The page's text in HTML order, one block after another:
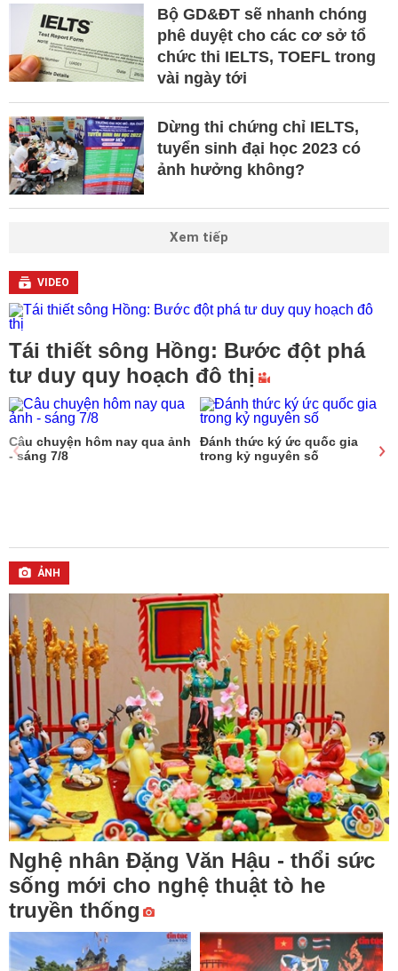
Bộ GD&ĐT sẽ nhanh chóng
phê duyệt cho các cơ sở tổ
chức thi IELTS, TOEFL trong
vài ngày tới
Dừng thi chứng chỉ IELTS,
tuyển sinh đại học 2023 có
ảnh hưởng không?
Xem tiếp
VIDEO
Tái thiết sông Hồng: Bước đột phá
tư duy quy hoạch đô thị
Câu chuyện hôm nay qua ảnh
- sáng 7/8
Đánh thức ký ức quốc gia
trong kỷ nguyên số
ẢNH
Nghệ nhân Đặng Văn Hậu - thổi sức
sống mới cho nghệ thuật tò he
truyền thống